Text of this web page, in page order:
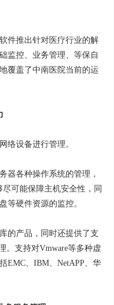
件推出针对医疗行业的解
监控、业务管理、等保自
覆盖了中南医院当前的运
络设备进行管理。
器各种操作系统的管理，
可能保障主机安全性，同
等硬件资源的监控。
的产品，同时还提供了支
。支持对Vmware等多种虚
EMC、IBM、NetAPP、华